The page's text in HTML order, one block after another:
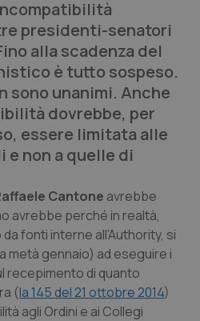
presidenti-senatori
alla scadenza del
è tutto sospeso.
sono unanimi. Anche
dovrebbe, per
essere limitata alle
non a quelle di
Cantone avrebbe
avrebbe perché in realtà,
fonti interne all’Authority, si
metà gennaio) ad eseguire i
recepimento di quanto
(la 145 del 21 ottobre 2014)
agli Ordini e ai Collegi